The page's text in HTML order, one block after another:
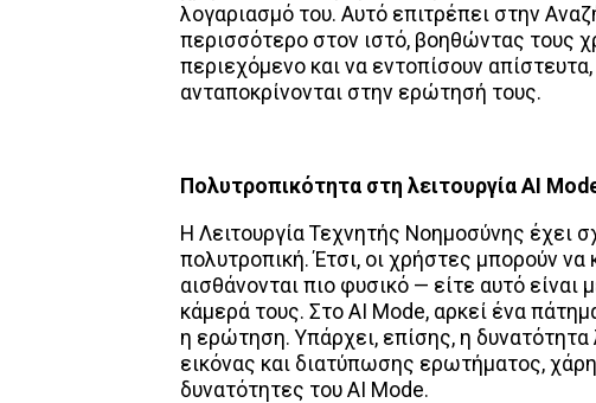
λογαριασμό του. Αυτό επιτρέπει στην
περισσότερο στον ιστό, βοηθώντας τους
περιεχόμενο και να εντοπίσουν
ανταποκρίνονται στην ερώτησή τους.
Πολυτροπικότητα στη λειτουργία AI
Η Λειτουργία Τεχνητής Νοημοσύνης έχει
πολυτροπική. Έτσι, οι χρήστες μπορούν
αισθάνονται πιο φυσικό — είτε αυτό
κάμερά τους. Στο AI Mode, αρκεί ένα
η ερώτηση. Υπάρχει, επίσης, η
εικόνας και διατύπωσης ερωτήματος,
δυνατότητες του AI Mode.